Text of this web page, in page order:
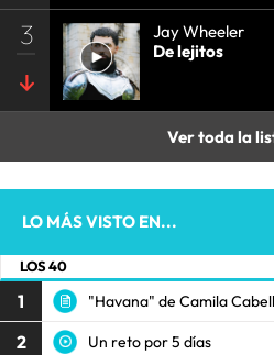
3
Jay Wheeler
De lejitos
Ver toda la
LO MÁS VISTO EN...
LOS 40
1 "Havana" de Camila
2 Un reto por 5 días